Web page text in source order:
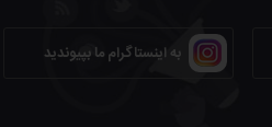
به اینستاگرام ما بپیوندید